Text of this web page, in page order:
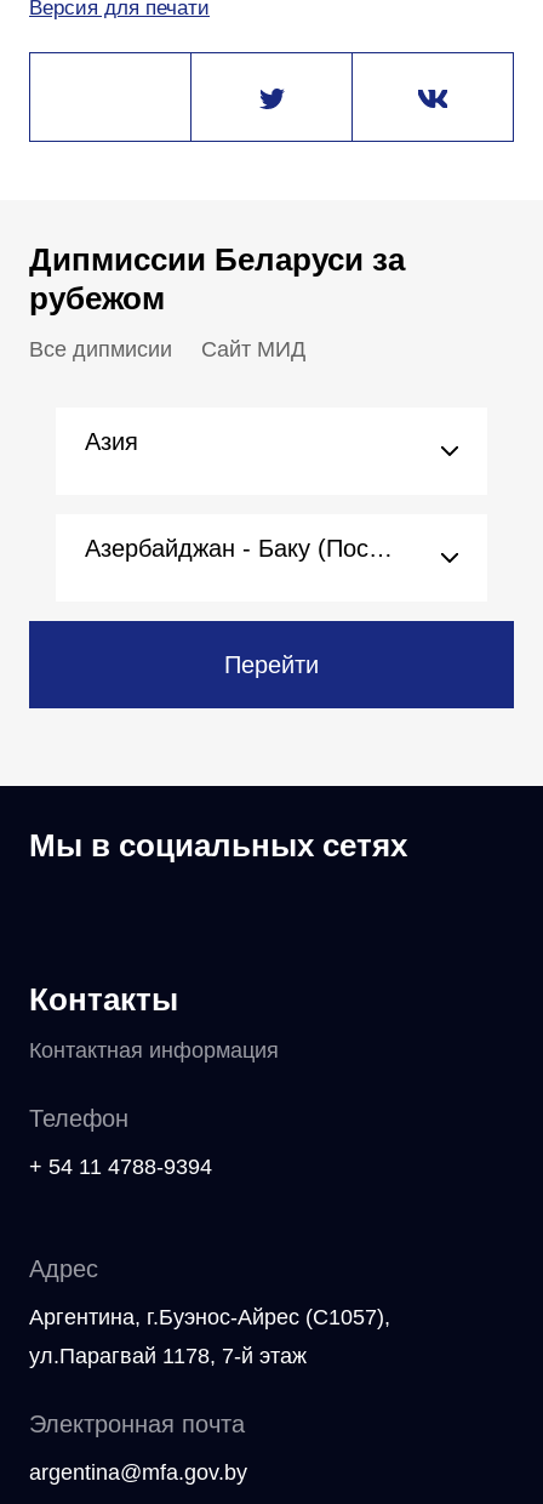
Версия для печати
Дипмиссии Беларуси за
рубежом
Все дипмисии Сайт МИД
Азия
Азербайджан - Баку (Посольство)
Перейти
Мы в социальных сетях
Контакты
Контактная информация
Телефон
+ 54 11 4788-9394
Адрес
Аргентина, г.Буэнос-Айрес (C1057),
ул.Парагвай 1178, 7-й этаж
Электронная почта
argentina@mfa.gov.by